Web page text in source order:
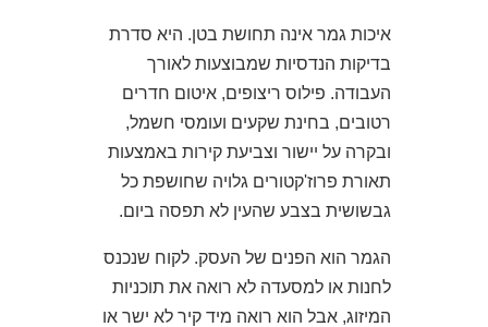
איכות גמר אינה תחושת בטן. היא סדרת
בדיקות הנדסיות שמבוצעות לאורך
העבודה. פילוס ריצופים, איטום חדרים
רטובים, בחינת שקעים ועומסי חשמל,
ובקרה על יישור וצביעת קירות באמצעות
תאורת פרוז'קטורים גלויה שחושפת כל
גבשושית בצבע שהעין לא תפסה ביום.
הגמר הוא הפנים של העסק. לקוח שנכנס
לחנות או למסעדה לא רואה את תוכניות
המיזוג, אבל הוא רואה מיד קיר לא ישר או